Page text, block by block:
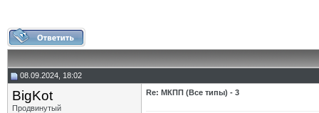
08.09.2024, 18:02
BigKot
Продвинутый
Re: МКПП (Все типы) - 3